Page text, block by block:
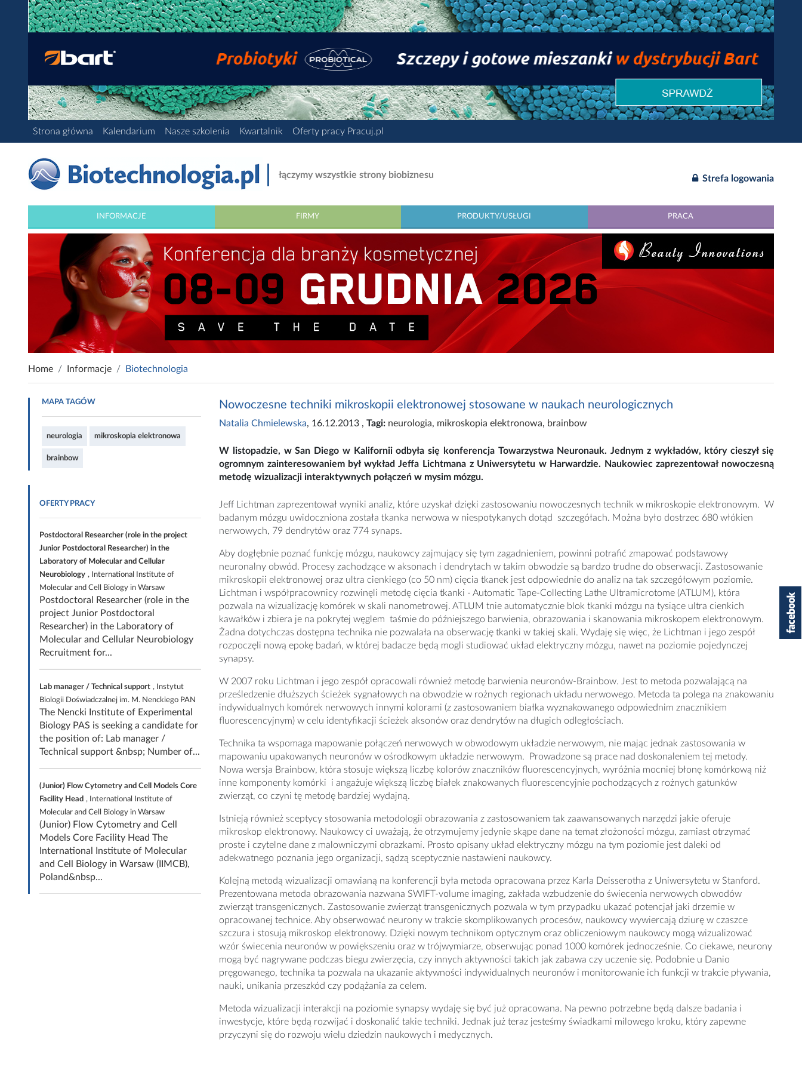
Strona główna Kalendarium Nasze szkolenia Kwartalnik Oferty pracy Pracuj.pl
łączymy wszystkie strony biobiznesu Strefa logowania
INFORMACJE FIRMY PRODUKTY/USŁUGI PRACA
Home Informacje Biotechnologia
MAPA TAGÓW
neurologia mikroskopia elektronowa
brainbow
OFERTY PRACY
Postdoctoral Researcher (role in the project
Junior Postdoctoral Researcher) in the
Laboratory of Molecular and Cellular
Neurobiology , International Institute of
Molecular and Cell Biology in Warsaw
Postdoctoral Researcher (role in the
project Junior Postdoctoral
Researcher) in the Laboratory of
Molecular and Cellular Neurobiology
Recruitment for...
Lab manager / Technical support , Instytut
Biologii Doświadczalnej im. M. Nenckiego PAN
The Nencki Institute of Experimental
Biology PAS is seeking a candidate for
the position of: Lab manager /
Technical support &nbsp; Number of...
(Junior) Flow Cytometry and Cell Models Core
Facility Head , International Institute of
Molecular and Cell Biology in Warsaw
(Junior) Flow Cytometry and Cell
Models Core Facility Head The
International Institute of Molecular
and Cell Biology in Warsaw (IIMCB),
Poland&nbsp...
Nowoczesne techniki mikroskopii elektronowej stosowane w naukach neurologicznych
Natalia Chmielewska, 16.12.2013 , Tagi: neurologia, mikroskopia elektronowa, brainbow
W listopadzie, w San Diego w Kalifornii odbyła się konferencja Towarzystwa Neuronauk. Jednym z wykładów, który cieszył się
ogromnym zainteresowaniem był wykład Jeffa Lichtmana z Uniwersytetu w Harwardzie. Naukowiec zaprezentował nowoczesną
metodę wizualizacji interaktywnych połączeń w mysim mózgu.
Jeff Lichtman zaprezentował wyniki analiz, które uzyskał dzięki zastosowaniu nowoczesnych technik w mikroskopie elektronowym. W
badanym mózgu uwidoczniona została tkanka nerwowa w niespotykanych dotąd szczegółach. Można było dostrzec 680 włókien
nerwowych, 79 dendrytów oraz 774 synaps.
Aby dogłębnie poznać funkcję mózgu, naukowcy zajmujący się tym zagadnieniem, powinni potrafić zmapować podstawowy
neuronalny obwód. Procesy zachodzące w aksonach i dendrytach w takim obwodzie są bardzo trudne do obserwacji. Zastosowanie
mikroskopii elektronowej oraz ultra cienkiego (co 50 nm) cięcia tkanek jest odpowiednie do analiz na tak szczegółowym poziomie.
Lichtman i współpracownicy rozwinęli metodę cięcia tkanki - Automatic Tape-Collecting Lathe Ultramicrotome (ATLUM), która
pozwala na wizualizację komórek w skali nanometrowej. ATLUM tnie automatycznie blok tkanki mózgu na tysiące ultra cienkich
kawałków i zbiera je na pokrytej węglem taśmie do późniejszego barwienia, obrazowania i skanowania mikroskopem elektronowym.
Żadna dotychczas dostępna technika nie pozwalała na obserwację tkanki w takiej skali. Wydaję się więc, że Lichtman i jego zespół
rozpoczęli nową epokę badań, w której badacze będą mogli studiować układ elektryczny mózgu, nawet na poziomie pojedynczej
synapsy.
W 2007 roku Lichtman i jego zespół opracowali również metodę barwienia neuronów-Brainbow. Jest to metoda pozwalającą na
prześledzenie dłuższych ścieżek sygnałowych na obwodzie w rożnych regionach układu nerwowego. Metoda ta polega na znakowaniu
indywidualnych komórek nerwowych innymi kolorami (z zastosowaniem białka wyznakowanego odpowiednim znacznikiem
fluorescencyjnym) w celu identyfikacji ścieżek aksonów oraz dendrytów na długich odległościach.
Technika ta wspomaga mapowanie połączeń nerwowych w obwodowym układzie nerwowym, nie mając jednak zastosowania w
mapowaniu upakowanych neuronów w ośrodkowym układzie nerwowym. Prowadzone są prace nad doskonaleniem tej metody.
Nowa wersja Brainbow, która stosuje większą liczbę kolorów znaczników fluorescencyjnych, wyróżnia mocniej błonę komórkową niż
inne komponenty komórki i angażuje większą liczbę białek znakowanych fluorescencyjnie pochodzących z rożnych gatunków
zwierząt, co czyni tę metodę bardziej wydajną.
Istnieją również sceptycy stosowania metodologii obrazowania z zastosowaniem tak zaawansowanych narzędzi jakie oferuje
mikroskop elektronowy. Naukowcy ci uważają, że otrzymujemy jedynie skąpe dane na temat złożoności mózgu, zamiast otrzymać
proste i czytelne dane z malowniczymi obrazkami. Prosto opisany układ elektryczny mózgu na tym poziomie jest daleki od
adekwatnego poznania jego organizacji, sądzą sceptycznie nastawieni naukowcy.
Kolejną metodą wizualizacji omawianą na konferencji była metoda opracowana przez Karla Deisserotha z Uniwersytetu w Stanford.
Prezentowana metoda obrazowania nazwana SWIFT-volume imaging, zakłada wzbudzenie do świecenia nerwowych obwodów
zwierząt transgenicznych. Zastosowanie zwierząt transgenicznych pozwala w tym przypadku ukazać potencjał jaki drzemie w
opracowanej technice. Aby obserwować neurony w trakcie skomplikowanych procesów, naukowcy wywiercają dziurę w czaszce
szczura i stosują mikroskop elektronowy. Dzięki nowym technikom optycznym oraz obliczeniowym naukowcy mogą wizualizować
wzór świecenia neuronów w powiększeniu oraz w trójwymiarze, obserwując ponad 1000 komórek jednocześnie. Co ciekawe, neurony
mogą być nagrywane podczas biegu zwierzęcia, czy innych aktywności takich jak zabawa czy uczenie się. Podobnie u Danio
pręgowanego, technika ta pozwala na ukazanie aktywności indywidualnych neuronów i monitorowanie ich funkcji w trakcie pływania,
nauki, unikania przeszkód czy podążania za celem.
Metoda wizualizacji interakcji na poziomie synapsy wydaję się być już opracowana. Na pewno potrzebne będą dalsze badania i
inwestycje, które będą rozwijać i doskonalić takie techniki. Jednak już teraz jesteśmy świadkami milowego kroku, który zapewne
przyczyni się do rozwoju wielu dziedzin naukowych i medycznych.